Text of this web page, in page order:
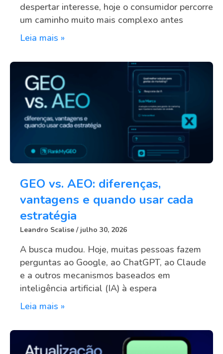
despertar interesse, hoje o consumidor percorre
um caminho muito mais complexo antes
Leia mais »
GEO vs. AEO: diferenças,
vantagens e quando usar cada
estratégia
Leandro Scalise julho 30, 2026
A busca mudou. Hoje, muitas pessoas fazem
perguntas ao Google, ao ChatGPT, ao Claude
e a outros mecanismos baseados em
inteligência artificial (IA) à espera
Leia mais »